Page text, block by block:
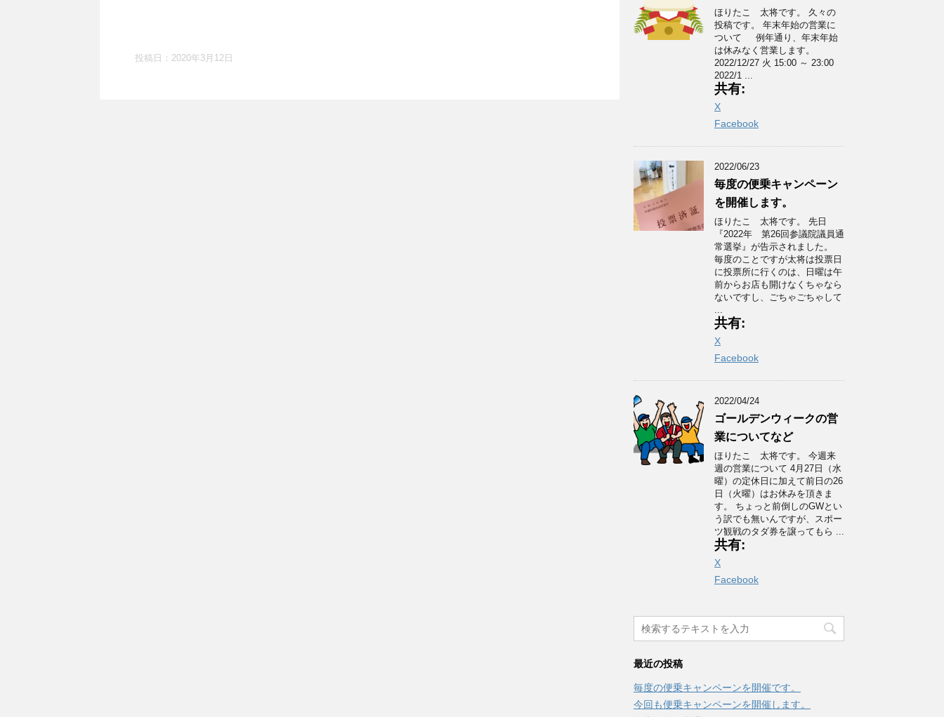
投稿日： 2020年3月12日
ほりたこ 太将です。 久々の
投稿です。 年末年始の営業に
ついて 例年通り、年末年始
は休みなく営業します。
2022/12/27 火 15:00 ～ 23:00
2022/1 ...
共有:
X
Facebook
2022/06/23
毎度の便乗キャンペーン
を開催します。
ほりたこ 太将です。 先日
『2022年 第26回参議院議員通
常選挙』が告示されました。
毎度のことですが太将は投票日
に投票所に行くのは、日曜は午
前からお店も開けなくちゃなら
ないですし、ごちゃごちゃして
...
共有:
X
Facebook
2022/04/24
ゴールデンウィークの営
業についてなど
ほりたこ 太将です。 今週来
週の営業について 4月27日（水
曜）の定休日に加えて前日の26
日（火曜）はお休みを頂きま
す。 ちょっと前倒しのGWとい
う訳でも無いんですが、スポー
ツ観戦のタダ券を譲ってもら ...
共有:
X
Facebook
最近の投稿
毎度の便乗キャンペーンを開催です。
今回も便乗キャンペーンを開催します。